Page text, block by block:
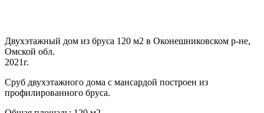
Двухэтажный дом из бруса 120 м2 в Оконешниковском р-не,
Омской обл.
2021г.
Сруб двухэтажного дома с мансардой построен из
профилированного бруса.